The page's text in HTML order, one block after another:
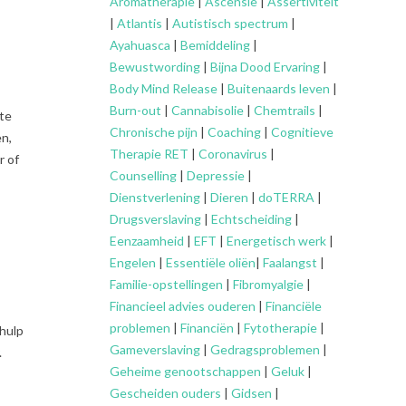
of
.
| Atlantis | Autistisch spectrum |
Ayahuasca | Bemiddeling |
Bewustwording | Bijna Dood Ervaring |
Body Mind Release | Buitenaards leven |
Burn-out | Cannabisolie | Chemtrails |
Chronische pijn | Coaching | Cognitieve
Therapie RET | Coronavirus |
Counselling | Depressie |
Dienstverlening | Dieren | doTERRA |
Drugsverslaving | Echtscheiding |
Eenzaamheid | EFT | Energetisch werk |
Engelen | Essentiële oliën| Faalangst |
Familie-opstellingen | Fibromyalgie |
Financieel advies ouderen | Financiële
problemen | Financiën | Fytotherapie |
Gameverslaving | Gedragsproblemen |
Geheime genootschappen | Geluk |
Gescheiden ouders | Gidsen |